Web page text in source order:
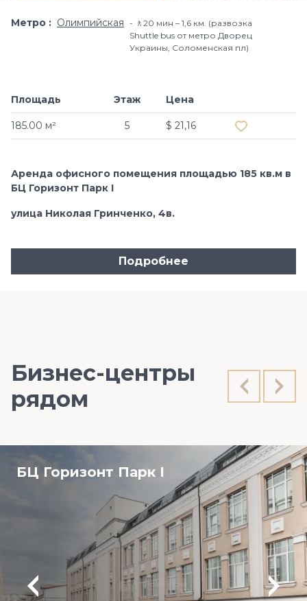
Метро Олимпийская
🚶20 мин – 1,6 км. (развозка
Shuttle bus от метро Дворец
Украины, Соломенская пл)
Площадь
185.00 м²
Этаж
5
Цена
$ 21,16
Аренда офисного помещения площадью 185 кв.м в
БЦ Горизонт Парк І
улица Николая Гринченко, 4в.
Подробнее
Бизнес-центры
рядом
БЦ Горизонт Парк І